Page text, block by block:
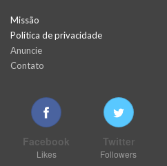
Missão
Política de privacidade
Anuncie
Contato
Facebook
Likes
Twitter
Followers